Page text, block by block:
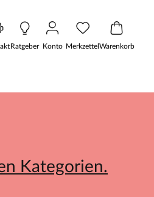
Ratgeber Konto MerkzettelWarenkorb
Kategorien.